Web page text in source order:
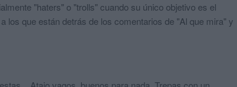
"haters" o "trolls" cuando su único objetivo es el
los que están detrás de los comentarios de "Al que mira" y